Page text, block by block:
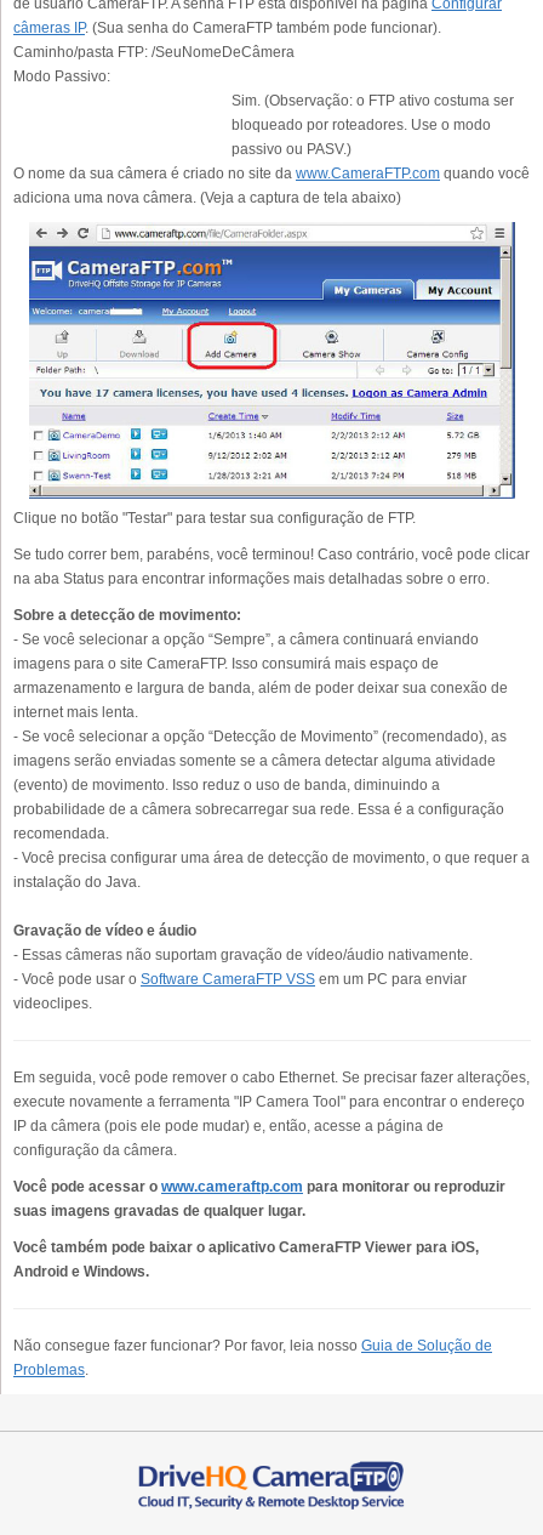
de usuário CameraFTP. A senha FTP está disponível na página Configurar
câmeras IP. (Sua senha do CameraFTP também pode funcionar).
Caminho/pasta FTP: /SeuNomeDeCâmera
Modo Passivo:
Sim. (Observação: o FTP ativo costuma ser
bloqueado por roteadores. Use o modo
passivo ou PASV.)
O nome da sua câmera é criado no site da www.CameraFTP.com quando você
adiciona uma nova câmera. (Veja a captura de tela abaixo)
Clique no botão "Testar" para testar sua configuração de FTP.
Se tudo correr bem, parabéns, você terminou! Caso contrário, você pode clicar
na aba Status para encontrar informações mais detalhadas sobre o erro.
Sobre a detecção de movimento:
- Se você selecionar a opção “Sempre”, a câmera continuará enviando
imagens para o site CameraFTP. Isso consumirá mais espaço de
armazenamento e largura de banda, além de poder deixar sua conexão de
internet mais lenta.
- Se você selecionar a opção “Detecção de Movimento” (recomendado), as
imagens serão enviadas somente se a câmera detectar alguma atividade
(evento) de movimento. Isso reduz o uso de banda, diminuindo a
probabilidade de a câmera sobrecarregar sua rede. Essa é a configuração
recomendada.
- Você precisa configurar uma área de detecção de movimento, o que requer a
instalação do Java.
Gravação de vídeo e áudio
- Essas câmeras não suportam gravação de vídeo/áudio nativamente.
- Você pode usar o Software CameraFTP VSS em um PC para enviar
videoclipes.
Em seguida, você pode remover o cabo Ethernet. Se precisar fazer alterações,
execute novamente a ferramenta "IP Camera Tool" para encontrar o endereço
IP da câmera (pois ele pode mudar) e, então, acesse a página de
configuração da câmera.
Você pode acessar o www.cameraftp.com para monitorar ou reproduzir
suas imagens gravadas de qualquer lugar.
Você também pode baixar o aplicativo CameraFTP Viewer para iOS,
Android e Windows.
Não consegue fazer funcionar? Por favor, leia nosso Guia de Solução de
Problemas.